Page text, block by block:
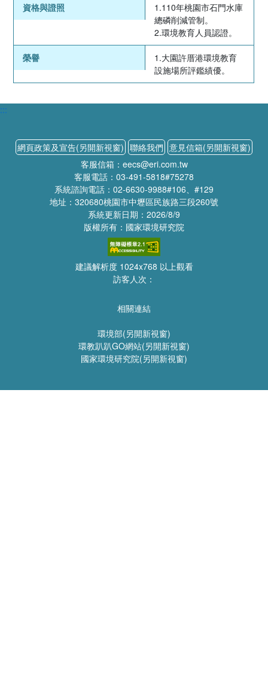
資格與證照
1.110年桃園市石門水庫
總磷削減管制。
2.環境教育人員認證。
榮譽
1.大園許厝港環境教育
設施場所評鑑績優。
:::
網頁政策及宣告(另開新視窗) 聯絡我們 意見信箱(另開新視窗)
客服信箱：eecs@eri.com.tw
客服電話：03-491-5818#75278
系統諮詢電話：02-6630-9988#106、#129
地址：320680桃園市中壢區民族路三段260號
系統更新日期：2026/8/9
版權所有：國家環境研究院
建議解析度 1024x768 以上觀看
訪客人次：
相關連結
環境部(另開新視窗)
環教趴趴GO網站(另開新視窗)
國家環境研究院(另開新視窗)